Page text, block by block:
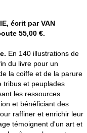
écrit par VAN
55,00 €.
En 140 illustrations de
du livre pour un
la coiffe et de la parure
tribus et peuplades
les ressources
et bénéficiant des
raffiner et enrichir leur
témoignent d'un art et